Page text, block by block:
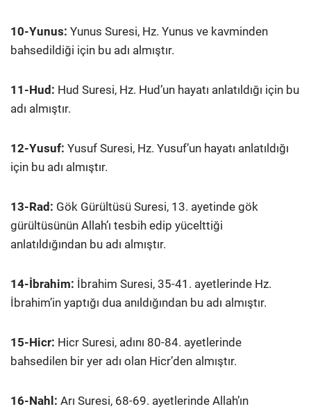
10-Yunus: Yunus Suresi, Hz. Yunus ve kavminden
bahsedildiği için bu adı almıştır.
11-Hud: Hud Suresi, Hz. Hud’un hayatı anlatıldığı için bu
adı almıştır.
12-Yusuf: Yusuf Suresi, Hz. Yusuf’un hayatı anlatıldığı
için bu adı almıştır.
13-Rad: Gök Gürültüsü Suresi, 13. ayetinde gök
gürültüsünün Allah’ı tesbih edip yücelttiği
anlatıldığından bu adı almıştır.
14-İbrahim: İbrahim Suresi, 35-41. ayetlerinde Hz.
İbrahim’in yaptığı dua anıldığından bu adı almıştır.
15-Hicr: Hicr Suresi, adını 80-84. ayetlerinde
bahsedilen bir yer adı olan Hicr’den almıştır.
16-Nahl: Arı Suresi, 68-69. ayetlerinde Allah’ın